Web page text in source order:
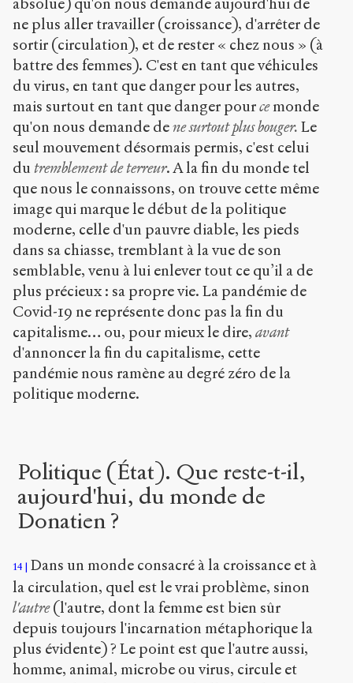
ne plus aller travailler (croissance), d'arrêter de
sortir (circulation), et de rester « chez nous » (à
battre des femmes). C'est en tant que véhicules
du virus, en tant que danger pour les autres,
mais surtout en tant que danger pourcemonde
qu'on nous demande dene surtout plus bouger. Le
seul mouvement désormais permis, c'est celui
du tremblement de terreur. A la fin du monde tel
que nous le connaissons, on trouve cette même
image qui marque le début de la politique
moderne, celle d'un pauvre diable, les pieds
dans sa chiasse, tremblant à la vue de son
semblable, venu à lui enlever tout ce qu’il a de
plus précieux : sa propre vie. La pandémie de
Covid-19 ne représente donc pas la fin du
capitalisme… ou, pour mieux le dire, avant
d'annoncer la fin du capitalisme, cette
pandémie nous ramène au degré zéro de la
politique moderne.
Politique (État). Que reste-t-il,
aujourd'hui, du monde de
Donatien ?
14
Dans un monde consacré à la croissance et à
la circulation, quel est le vrai problème, sinon
l'autre(l'autre, dont la femme est bien sûr
depuis toujours l'incarnation métaphorique la
plus évidente) ? Le point est que l'autre aussi,
homme, animal, microbe ou virus, circule et